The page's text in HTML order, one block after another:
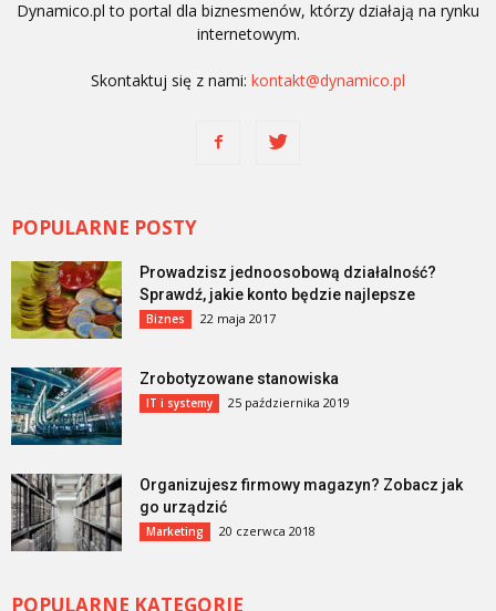
Dynamico.pl to portal dla biznesmenów, którzy działają na rynku
internetowym.
Skontaktuj się z nami: kontakt@dynamico.pl
POPULARNE POSTY
Prowadzisz jednoosobową działalność?
Sprawdź, jakie konto będzie najlepsze
Biznes 22 maja 2017
Zrobotyzowane stanowiska
IT i systemy 25 października 2019
Organizujesz firmowy magazyn? Zobacz jak
go urządzić
Marketing 20 czerwca 2018
POPULARNE KATEGORIE